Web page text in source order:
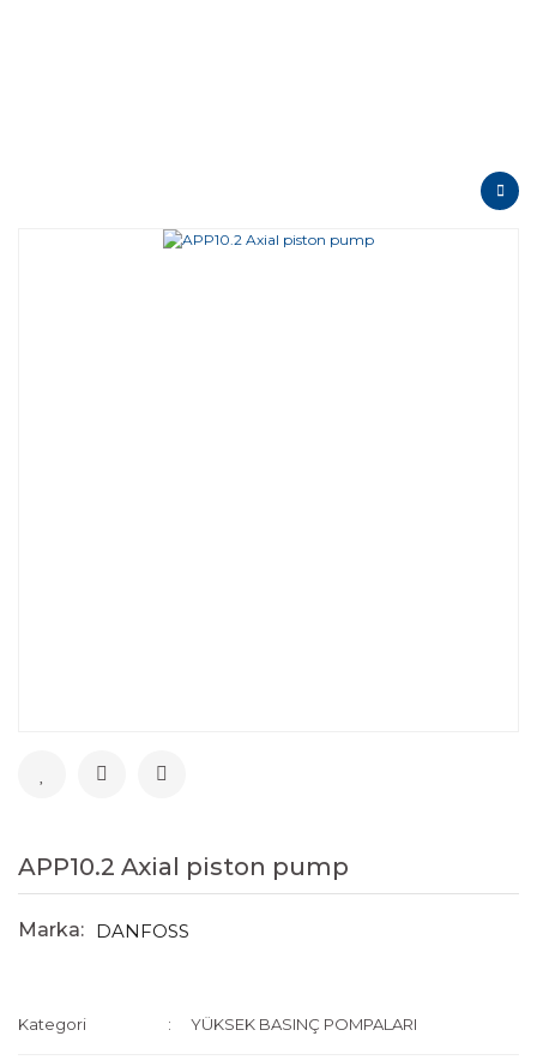
APP10.2 Axial piston pump
Marka: DANFOSS
Kategori YÜKSEK BASINÇ POMPALARI